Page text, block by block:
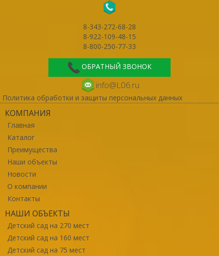
8-343-272-68-28
8-922-109-48-15
8-800-250-77-33
ОБРАТНЫЙ ЗВОНОК
info@L06.ru
Политика обработки и защиты персональных данных
КОМПАНИЯ
Главная
Каталог
Преимущества
Наши объекты
Новости
О компании
Контакты
НАШИ ОБЪЕКТЫ
Детский сад на 270 мест
Детский сад на 160 мест
Детский сад на 75 мест